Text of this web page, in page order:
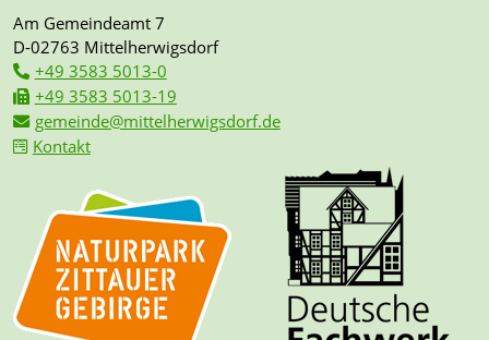
Am Gemeindeamt 7
D-02763 Mittelherwigsdorf
+49 3583 5013-0
+49 3583 5013-19
gemeinde@mittelherwigsdorf.de
Kontakt